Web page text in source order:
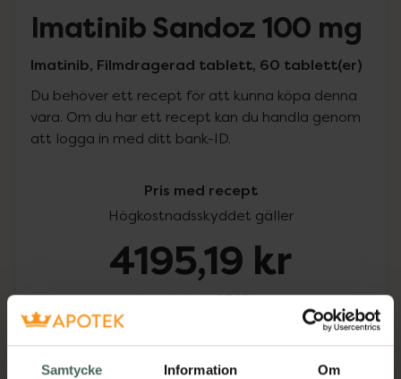
Samtycke Information Om
Imatinib Sandoz 100 mg
Imatinib, Filmdragerad tablett, 60 tablett(er)
Du behöver ett recept för att kunna köpa denna
vara. Om du har ett recept kan du handla genom
att logga in med ditt bank-ID.
Pris med recept
Högkostnadsskyddet gäller
4195,19 kr
I apotek:4195,19 kr
Köp via ditt recept